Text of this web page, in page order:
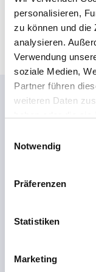
personalisieren,
zu können und die
analysieren.
Verwendung
soziale Medien,
Partner führen
weiteren Daten
Notwendig
Präferenzen
Statistiken
Marketing
n
Das